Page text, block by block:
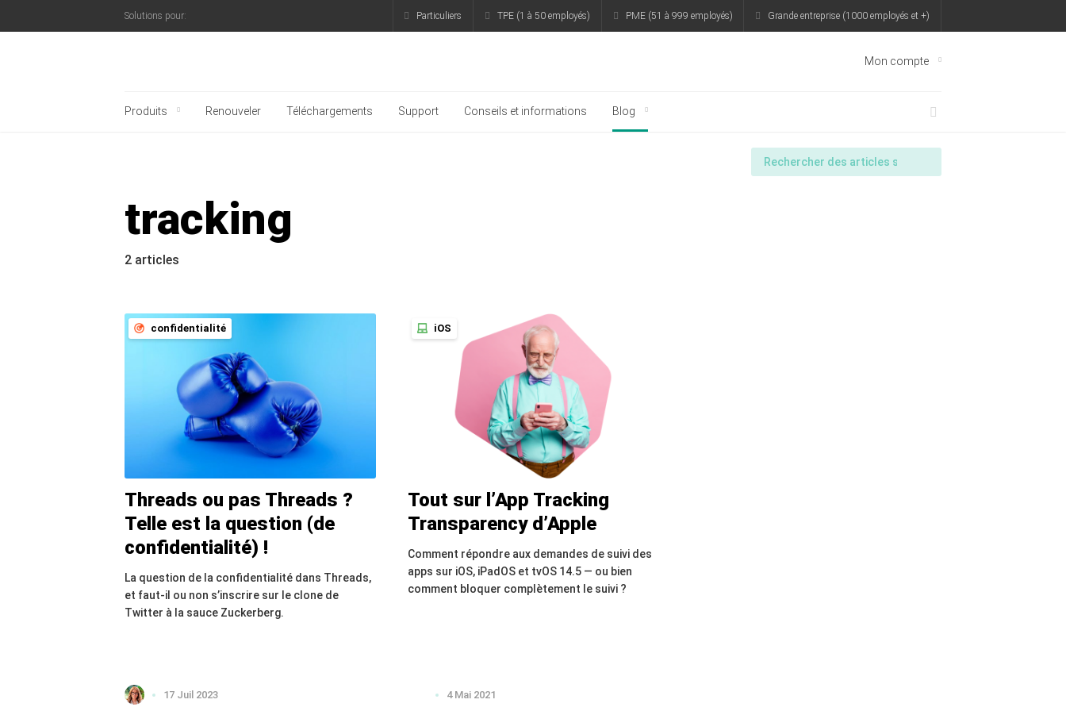
Solutions pour: Particuliers TPE (1 à 50 employés) PME (51 à 999 employés) Grande entreprise (1000 employés et +)
Mon compte
Produits Renouveler Téléchargements Support Conseils et informations Blog
tracking
2 articles
confidentialité
Threads ou pas Threads ?
Telle est la question (de
confidentialité) !
La question de la confidentialité dans Threads,
et faut-il ou non s’inscrire sur le clone de
Twitter à la sauce Zuckerberg.
17 Juil 2023
iOS
Tout sur l’App Tracking
Transparency d’Apple
Comment répondre aux demandes de suivi des
apps sur iOS, iPadOS et tvOS 14.5 — ou bien
comment bloquer complètement le suivi ?
4 Mai 2021